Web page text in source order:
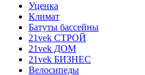
Уценка
Климат
Батуты бассейны
21vek СТРОЙ
21vek ДОМ
21vek БИЗНЕС
Велосипеды